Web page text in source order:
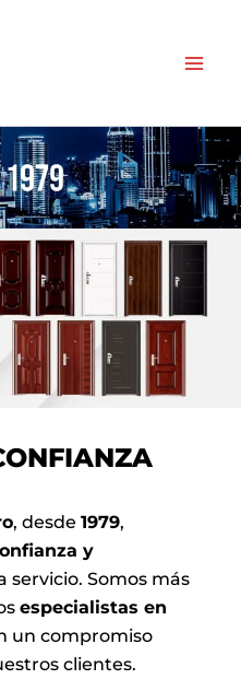
, desde 1979,
y
servicio. Somos más
especialistas en
un compromiso
clientes.